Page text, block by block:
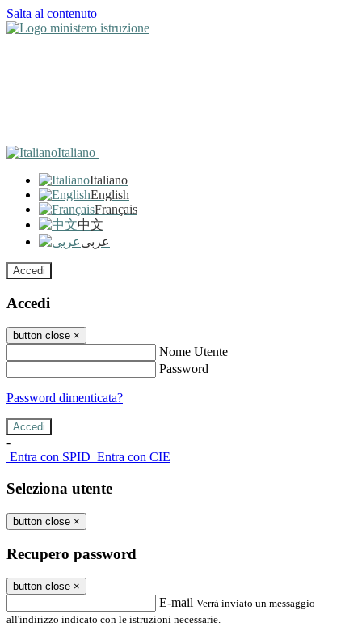
Salta al contenuto
Italiano
Italiano
English
Français
中文
عربى
Accedi
Accedi
button close ×
Nome Utente
Password
Password dimenticata?
-
Entra con SPID Entra con CIE
Seleziona utente
button close ×
Recupero password
button close ×
E-mail Verrà inviato un messaggio
all'indirizzo indicato con le istruzioni necessarie.